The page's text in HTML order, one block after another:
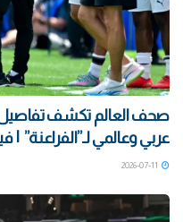
صحف العالم تكشف
عربي وعالمي لـ”الفراعنة” |